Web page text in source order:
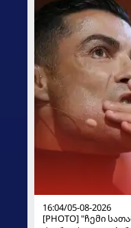
16:04/05-08-2026
[PHOTO] "ჩემი